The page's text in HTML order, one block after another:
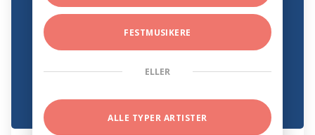
FESTMUSIKERE
ELLER
ALLE TYPER ARTISTER